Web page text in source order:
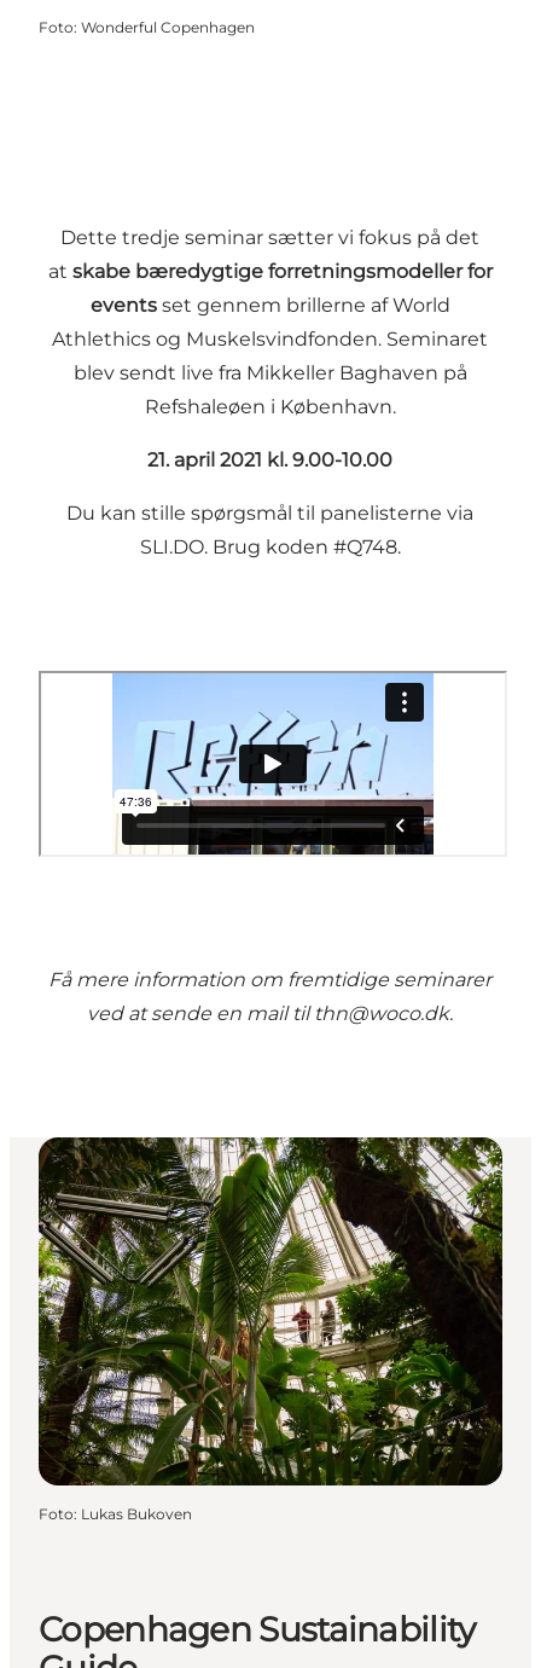
Foto: Wonderful Copenhagen
Dette tredje seminar sætter vi fokus på det
at skabe bæredygtige forretningsmodeller for
eventsset gennem brillerne af World
Athlethics og Muskelsvindfonden. Seminaret
blev sendt live fra Mikkeller Baghaven på
Refshaleøen i København.
21. april 2021 kl. 9.00-10.00
Du kan stille spørgsmål til panelisterne via
SLI.DO. Brug koden #Q748.
Få mere information om fremtidige seminarer
ved at sende en mail til thn@woco.dk.
Foto: Lukas Bukoven
Copenhagen Sustainability